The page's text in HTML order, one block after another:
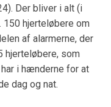
Der bliver i alt (i
150 hjerteløbere om
af alarmerne, der
hjerteløbere, som
i hænderne for at
dag og nat.